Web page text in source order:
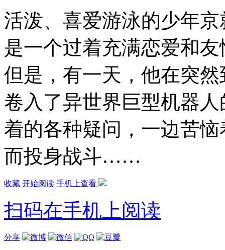
活泼、喜爱游泳的少年
是一个过着充满恋爱和
但是，有一天，他在突
卷入了异世界巨型机器
着的各种疑问，一边苦
而投身战斗……
收藏 开始阅读 手机上查看
扫码在手机上阅读
分享